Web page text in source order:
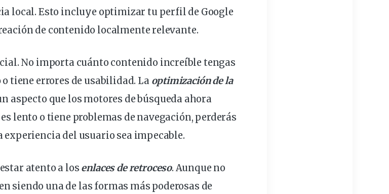
local. Esto incluye optimizar tu perfil de Google
de contenido localmente relevante.
No importa cuánto contenido increíble tengas
tiene errores de usabilidad. La optimización de la
aspecto que los motores de búsqueda ahora
lento o tiene problemas de navegación, perderás
experiencia del usuario sea impecable.
atento a los enlaces de retroceso. Aunque no
siendo una de las formas más poderosas de